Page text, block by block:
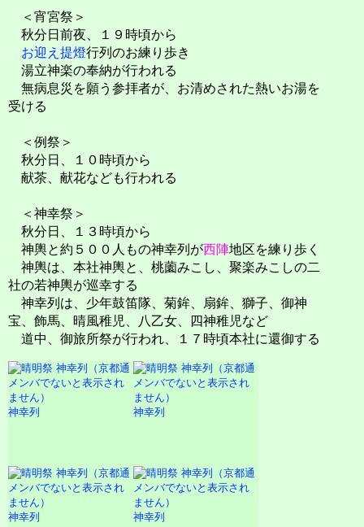
＜宵宮祭＞
秋分日前夜、１９時頃から
お迎え提燈行列のお練り歩き
湯立神楽の奉納が行われる
無病息災を願う参拝者が、お清めされた熱いお湯を
受ける
＜例祭＞
秋分日、１０時頃から
献茶、献花なども行われる
＜神幸祭＞
秋分日、１３時頃から
神輿と約５００人もの神幸列が西陣地区を練り歩く
神輿は、本社神輿と、桃薗みこし、聚楽みこしの二
社の若神輿が巡幸する
神幸列は、少年鼓笛隊、菊鉾、扇鉾、獅子、御神
宝、飾馬、晴風稚児、八乙女、四神稚児など
道中、御旅所祭が行われ、１７時頃本社に還御する
神幸列 神幸列
神幸列 神幸列